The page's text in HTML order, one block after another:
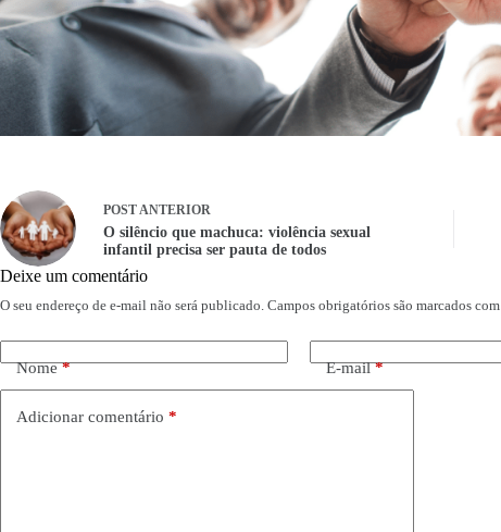
POST ANTERIOR
O silêncio que machuca: violência sexual
infantil precisa ser pauta de todos
Deixe um comentário
O seu endereço de e-mail não será publicado. Campos obrigatórios são marcados com
Nome* E-mail*
Adicionar comentário *